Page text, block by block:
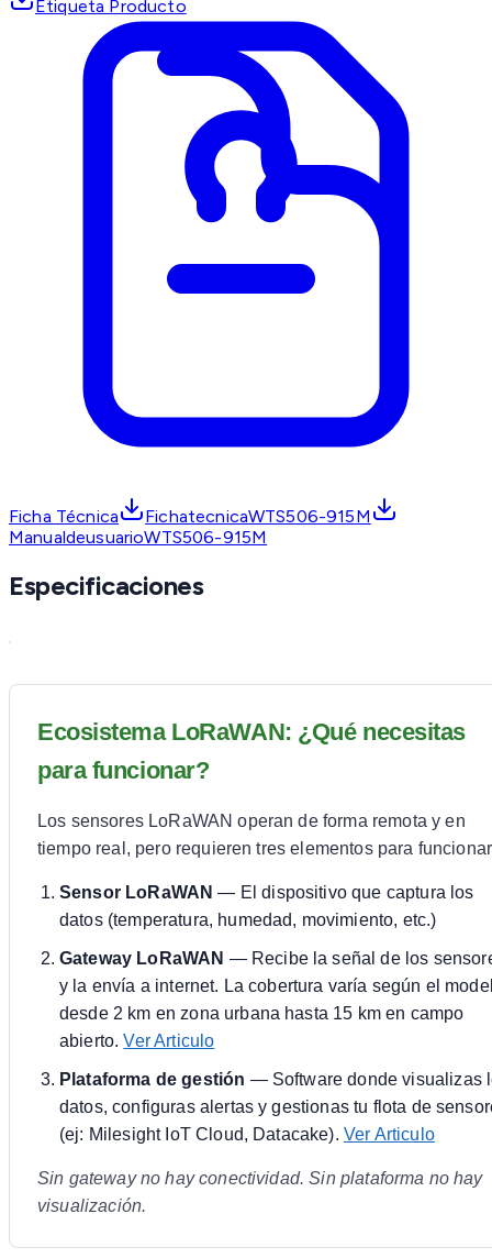
Etiqueta Producto
Ficha Técnica
FichatecnicaWTS506-915M
ManualdeusuarioWTS506-915M
Especificaciones
Ecosistema LoRaWAN: ¿Qué necesitas
para funcionar?
Los sensores LoRaWAN operan de forma remota y en
tiempo real, pero requieren tres elementos para
Sensor LoRaWAN — El dispositivo que captura los
datos (temperatura, humedad, movimiento, etc.)
Gateway LoRaWAN — Recibe la señal de los
y la envía a internet. La cobertura varía según el
desde 2 km en zona urbana hasta 15 km en campo
abierto.Ver Articulo
Plataforma de gestión — Software donde visualizas
datos, configuras alertas y gestionas tu flota de
(ej: Milesight IoT Cloud, Datacake). Ver Articulo
Sin gateway no hay conectividad. Sin plataforma no hay
visualización.